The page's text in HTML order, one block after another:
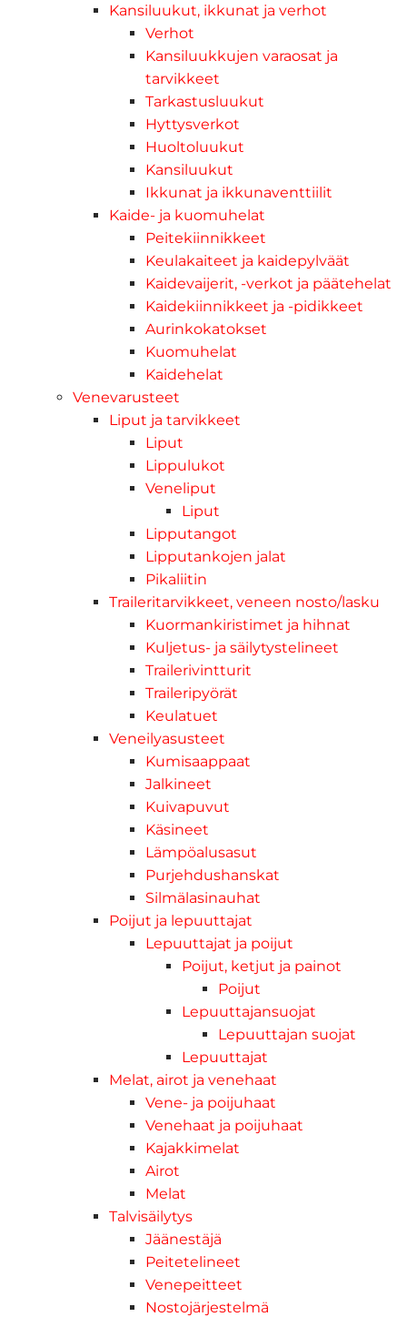
Kansiluukut, ikkunat ja verhot
Verhot
Kansiluukkujen varaosat ja
tarvikkeet
Tarkastusluukut
Hyttysverkot
Huoltoluukut
Kansiluukut
Ikkunat ja ikkunaventtiilit
Kaide- ja kuomuhelat
Peitekiinnikkeet
Keulakaiteet ja kaidepylväät
Kaidevaijerit, -verkot ja päätehelat
Kaidekiinnikkeet ja -pidikkeet
Aurinkokatokset
Kuomuhelat
Kaidehelat
Venevarusteet
Liput ja tarvikkeet
Liput
Lippulukot
Veneliput
Liput
Lipputangot
Lipputankojen jalat
Pikaliitin
Traileritarvikkeet, veneen nosto/lasku
Kuormankiristimet ja hihnat
Kuljetus- ja säilytystelineet
Trailerivintturit
Traileripyörät
Keulatuet
Veneilyasusteet
Kumisaappaat
Jalkineet
Kuivapuvut
Käsineet
Lämpöalusasut
Purjehdushanskat
Silmälasinauhat
Poijut ja lepuuttajat
Lepuuttajat ja poijut
Poijut, ketjut ja painot
Poijut
Lepuuttajansuojat
Lepuuttajan suojat
Lepuuttajat
Melat, airot ja venehaat
Vene- ja poijuhaat
Venehaat ja poijuhaat
Kajakkimelat
Airot
Melat
Talvisäilytys
Jäänestäjä
Peitetelineet
Venepeitteet
Nostojärjestelmä